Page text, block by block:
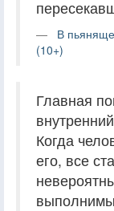
В
(10+)
Главная
Когда
его, все